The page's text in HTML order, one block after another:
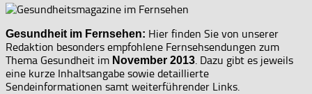
Gesundheit im Fernsehen: Hier finden Sie von unserer
Redaktion besonders empfohlene Fernsehsendungen zum
Thema Gesundheit im November 2013. Dazu gibt es jeweils
eine kurze Inhaltsangabe sowie detaillierte
Sendeinformationen samt weiterführender Links.